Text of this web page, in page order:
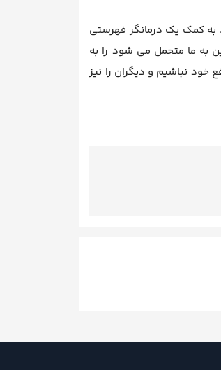
به کمک یک درمانگر فهرستی
به ما متحمل می شود را به
نباشیم و دیگران را نیز